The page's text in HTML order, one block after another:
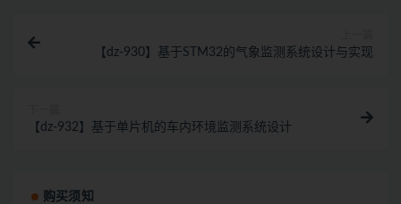
【dz-930】基于STM32的气象监测系统设计与实现
【dz-932】基于单片机的车内环境监测系统设计
购买须知